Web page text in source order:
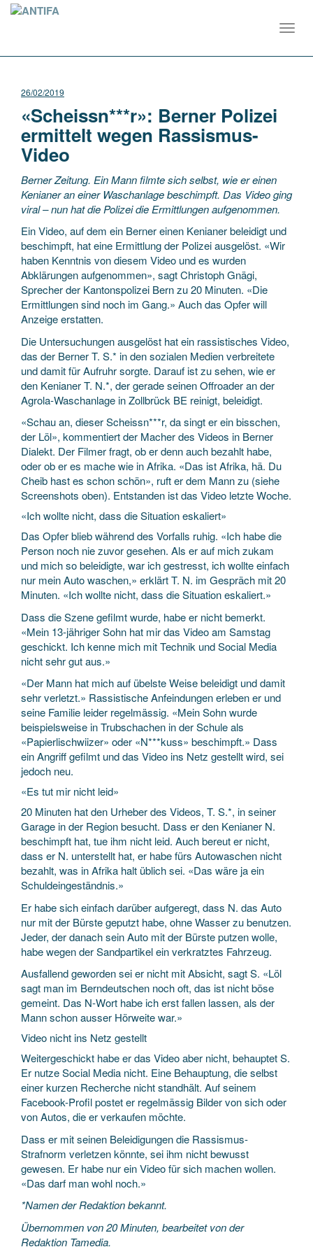
26/02/2019
«Scheissn***r»: Berner Polizei
ermittelt wegen Rassismus-
Video
Berner Zeitung. Ein Mann filmte sich selbst, wie er einen
Kenianer an einer Waschanlage beschimpft. Das Video ging
viral – nun hat die Polizei die Ermittlungen aufgenommen.
Ein Video, auf dem ein Berner einen Kenianer beleidigt und
beschimpft, hat eine Ermittlung der Polizei ausgelöst. «Wir
haben Kenntnis von diesem Video und es wurden
Abklärungen aufgenommen», sagt Christoph Gnägi,
Sprecher der Kantonspolizei Bern zu 20 Minuten. «Die
Ermittlungen sind noch im Gang.» Auch das Opfer will
Anzeige erstatten.
Die Untersuchungen ausgelöst hat ein rassistisches Video,
das der Berner T. S.* in den sozialen Medien verbreitete
und damit für Aufruhr sorgte. Darauf ist zu sehen, wie er
den Kenianer T. N.*, der gerade seinen Offroader an der
Agrola-Waschanlage in Zollbrück BE reinigt, beleidigt.
«Schau an, dieser Scheissn***r, da singt er ein bisschen,
der Löl», kommentiert der Macher des Videos in Berner
Dialekt. Der Filmer fragt, ob er denn auch bezahlt habe,
oder ob er es mache wie in Afrika. «Das ist Afrika, hä. Du
Cheib hast es schon schön», ruft er dem Mann zu (siehe
Screenshots oben). Entstanden ist das Video letzte Woche.
«Ich wollte nicht, dass die Situation eskaliert»
Das Opfer blieb während des Vorfalls ruhig. «Ich habe die
Person noch nie zuvor gesehen. Als er auf mich zukam
und mich so beleidigte, war ich gestresst, ich wollte einfach
nur mein Auto waschen,» erklärt T. N. im Gespräch mit 20
Minuten. «Ich wollte nicht, dass die Situation eskaliert.»
Dass die Szene gefilmt wurde, habe er nicht bemerkt.
«Mein 13-jähriger Sohn hat mir das Video am Samstag
geschickt. Ich kenne mich mit Technik und Social Media
nicht sehr gut aus.»
«Der Mann hat mich auf übelste Weise beleidigt und damit
sehr verletzt.» Rassistische Anfeindungen erleben er und
seine Familie leider regelmässig. «Mein Sohn wurde
beispielsweise in Trubschachen in der Schule als
«Papierlischwiizer» oder «N***kuss» beschimpft.» Dass
ein Angriff gefilmt und das Video ins Netz gestellt wird, sei
jedoch neu.
«Es tut mir nicht leid»
20 Minuten hat den Urheber des Videos, T. S.*, in seiner
Garage in der Region besucht. Dass er den Kenianer N.
beschimpft hat, tue ihm nicht leid. Auch bereut er nicht,
dass er N. unterstellt hat, er habe fürs Autowaschen nicht
bezahlt, was in Afrika halt üblich sei. «Das wäre ja ein
Schuldeingeständnis.»
Er habe sich einfach darüber aufgeregt, dass N. das Auto
nur mit der Bürste geputzt habe, ohne Wasser zu benutzen.
Jeder, der danach sein Auto mit der Bürste putzen wolle,
habe wegen der Sandpartikel ein verkratztes Fahrzeug.
Ausfallend geworden sei er nicht mit Absicht, sagt S. «Löl
sagt man im Berndeutschen noch oft, das ist nicht böse
gemeint. Das N-Wort habe ich erst fallen lassen, als der
Mann schon ausser Hörweite war.»
Video nicht ins Netz gestellt
Weitergeschickt habe er das Video aber nicht, behauptet S.
Er nutze Social Media nicht. Eine Behauptung, die selbst
einer kurzen Recherche nicht standhält. Auf seinem
Facebook-Profil postet er regelmässig Bilder von sich oder
von Autos, die er verkaufen möchte.
Dass er mit seinen Beleidigungen die Rassismus-
Strafnorm verletzen könnte, sei ihm nicht bewusst
gewesen. Er habe nur ein Video für sich machen wollen.
«Das darf man wohl noch.»
*Namen der Redaktion bekannt.
Übernommen von 20 Minuten, bearbeitet von der
Redaktion Tamedia.